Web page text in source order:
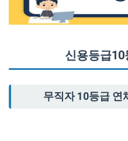
신용등급
무직자 10등급 연